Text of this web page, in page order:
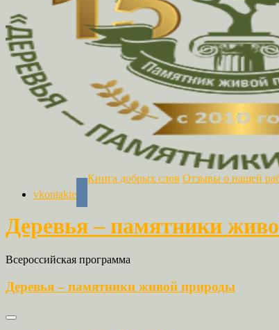
vkontakte
Книга добрых слов Отзывы о нашей
Деревья – памятники
Всероссийская программа
Деревья – памятники живой природы